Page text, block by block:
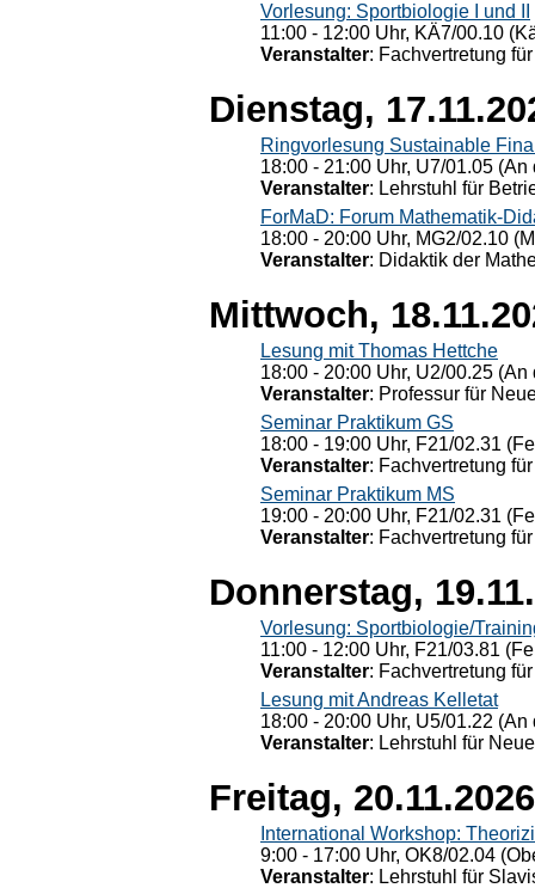
Vorlesung: Sportbiologie I und II
11:00 - 12:00 Uhr, KÄ7/00.10
Veranstalter: Fachvertretung
Dienstag,
Ringvorlesung Sustainable
18:00 - 21:00 Uhr, U7/01.05
Veranstalter: Lehrstuhl für
ForMaD: Forum Mathematik-
18:00 - 20:00 Uhr, MG2/02.10
Veranstalter: Didaktik der
Mittwoch,
Lesung mit Thomas Hettche
18:00 - 20:00 Uhr, U2/00.25
Veranstalter: Professur für
Seminar Praktikum GS
18:00 - 19:00 Uhr, F21/02.31
Veranstalter: Fachvertretung
Seminar Praktikum MS
19:00 - 20:00 Uhr, F21/02.31
Veranstalter: Fachvertretung
Donnerstag,
Vorlesung: Sportbiologie/
11:00 - 12:00 Uhr, F21/03.81
Veranstalter: Fachvertretung
Lesung mit Andreas Kelletat
18:00 - 20:00 Uhr, U5/01.22
Veranstalter: Lehrstuhl für
Freitag, 20.11.2026
International Workshop:
9:00 - 17:00 Uhr, OK8/02.04
Veranstalter: Lehrstuhl für